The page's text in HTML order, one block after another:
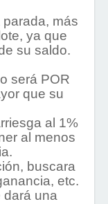
más
ya que
su saldo.
será POR
que su
al 1%
al menos
buscara
etc.
dará una